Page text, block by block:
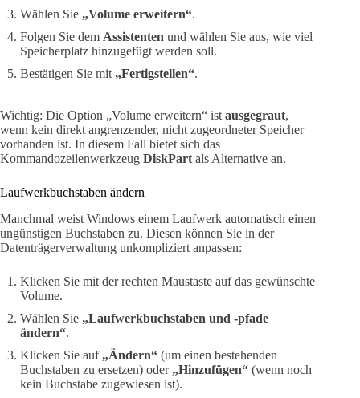
Wählen Sie „Volume erweitern“.
Folgen Sie dem Assistenten und wählen Sie aus, wie viel
Speicherplatz hinzugefügt werden soll.
Bestätigen Sie mit „Fertigstellen“.
Wichtig: Die Option „Volume erweitern“ ist ausgegraut,
wenn kein direkt angrenzender, nicht zugeordneter Speicher
vorhanden ist. In diesem Fall bietet sich das
Kommandozeilenwerkzeug DiskPart als Alternative an.
Laufwerkbuchstaben ändern
Manchmal weist Windows einem Laufwerk automatisch einen
ungünstigen Buchstaben zu. Diesen können Sie in der
Datenträgerverwaltung unkompliziert anpassen:
Klicken Sie mit der rechten Maustaste auf das gewünschte
Volume.
Wählen Sie „Laufwerkbuchstaben und -pfade
ändern“.
Klicken Sie auf „Ändern“ (um einen bestehenden
Buchstaben zu ersetzen) oder „Hinzufügen“ (wenn noch
kein Buchstabe zugewiesen ist).